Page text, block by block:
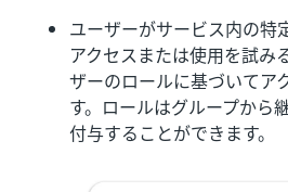
ユーザーがサービス内の特
アクセスまたは使用を試み
ザーのロールに基づいてア
す。ロールはグループから
付与することができます。